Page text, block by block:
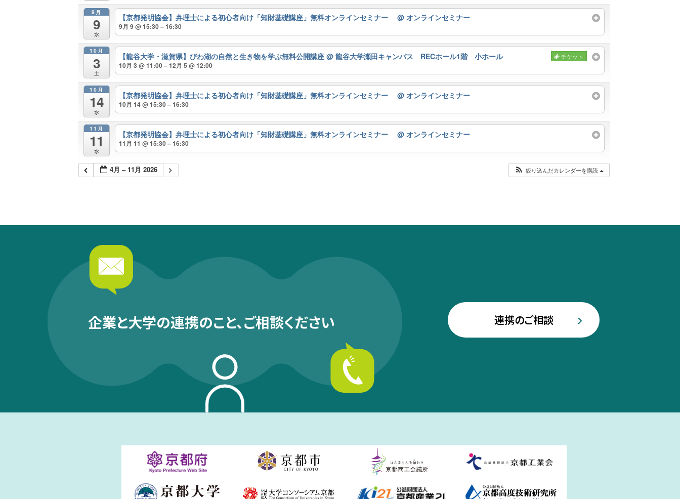
9月
9
水
【京都発明協会】弁理士による初心者向け「知財基礎講座」無料オンラインセミナー@ オンラインセミナー
9月 9 @ 15:30 – 16:30
10月
3
土
【龍谷大学・滋賀県】びわ湖の自然と生き物を学ぶ無料公開講座@ 龍谷大学瀬田キャンパス RECホール1階 小ホール チケット
10月 3 @ 11:00 – 12月 5 @ 12:00
10月
14
水
【京都発明協会】弁理士による初心者向け「知財基礎講座」無料オンラインセミナー@ オンラインセミナー
10月 14 @ 15:30 – 16:30
11月
11
水
【京都発明協会】弁理士による初心者向け「知財基礎講座」無料オンラインセミナー@ オンラインセミナー
11月 11 @ 15:30 – 16:30
4月 – 11月 2026 絞り込んだカレンダーを購読
企業と大学の連携のこと、ご相談ください 連携のご相談